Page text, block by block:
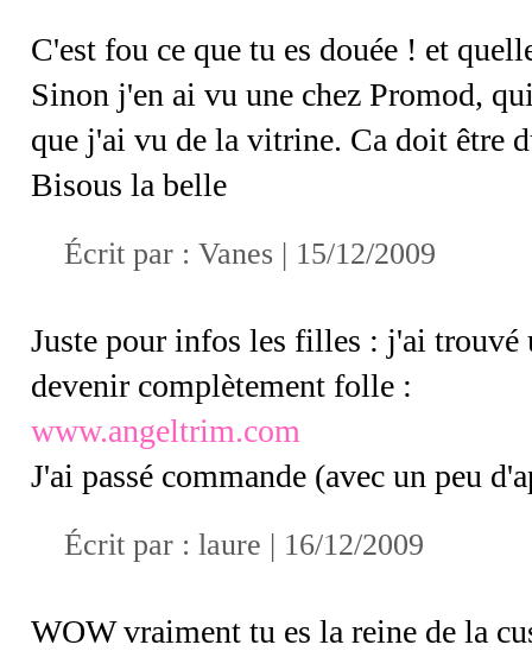
C'est fou ce que tu es douée ! et
Sinon j'en ai vu une chez Promod,
que j'ai vu de la vitrine. Ca doit être
Bisous la belle
Écrit par : Vanes | 15/12/2009
Juste pour infos les filles : j'ai
devenir complètement folle :
www.angeltrim.com
J'ai passé commande (avec un peu
Écrit par : laure | 16/12/2009
WOW vraiment tu es la reine de la